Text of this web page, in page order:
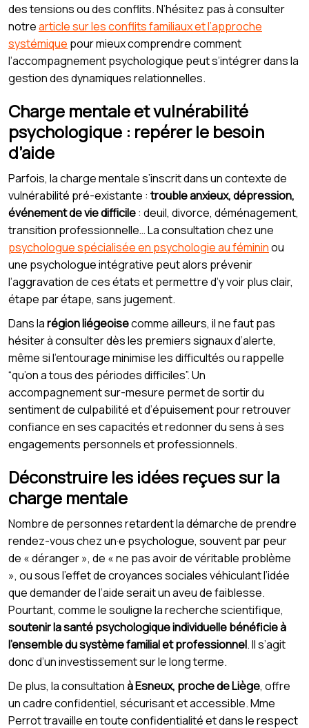
des tensions ou des conflits. N’hésitez pas à consulter
notrearticle sur les conflits familiaux et l’approche
systémique pour mieux comprendre comment
l’accompagnement psychologique peut s’intégrer dans la
gestion des dynamiques relationnelles.
Charge mentale et vulnérabilité
psychologique : repérer le besoin
d’aide
Parfois, la charge mentale s’inscrit dans un contexte de
vulnérabilité pré-existante :trouble anxieux, dépression,
événement de vie difficile: deuil, divorce, déménagement,
transition professionnelle… La consultation chez une
psychologue spécialisée en psychologie au fémininou
une psychologue intégrative peut alors prévenir
l’aggravation de ces états et permettre d’y voir plus clair,
étape par étape, sans jugement.
Dans larégion liégeoisecomme ailleurs, il ne faut pas
hésiter à consulter dès les premiers signaux d’alerte,
même si l’entourage minimise les difficultés ou rappelle
“qu’on a tous des périodes difficiles”. Un
accompagnement sur-mesure permet de sortir du
sentiment de culpabilité et d’épuisement pour retrouver
confiance en ses capacités et redonner du sens à ses
engagements personnels et professionnels.
Déconstruire les idées reçues sur la
charge mentale
Nombre de personnes retardent la démarche de prendre
rendez-vous chez un·e psychologue, souvent par peur
de « déranger », de « ne pas avoir de véritable problème
», ou sous l’effet de croyances sociales véhiculant l’idée
que demander de l’aide serait un aveu de faiblesse.
Pourtant, comme le souligne la recherche scientifique,
soutenir la santé psychologique individuelle bénéficie à
l’ensemble du système familial et professionnel. Il s’agit
donc d’un investissement sur le long terme.
De plus, la consultationà Esneux, proche de Liège, offre
un cadre confidentiel, sécurisant et accessible. Mme
Perrot travaille en toute confidentialité et dans le respect